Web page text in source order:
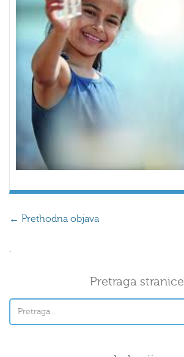
← Prethodna objava
.
Pretraga stranice